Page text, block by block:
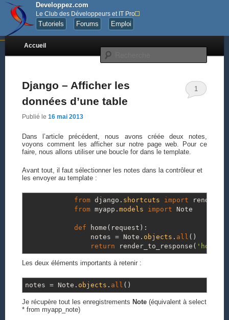
Developpez.com
Le Club des Développeurs et IT Pro
Tutoriels Forums Emploi
Les notes de Golgotha
Aller au contenu principal
Aller au contenu secondaire
Accueil
Django – Afficher les
données d’une table
Publié le 16 mai 2013
1
Dans l’article précédent, nous avons créée deux notes,
voyons comment les afficher sur notre page web. Pour ce
faire, nous allons utiliser une boucle for dans le template.
Avant tout, il faut sélectionner les notes dans la contrôleur et
les envoyer au template :
fromdjango. shortcuts import
frommyapp. models import Note
def home ( request ) :
notes =Note. objects . all ( )
return render_to_response (
Les deux éléments importants à retenir :
notes =Note. objects . all ( )
Je récupère tout les enregistrements Note(équivalent à select
* from myapp_note)